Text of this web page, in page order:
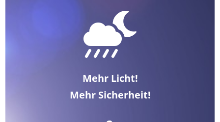

Mehr Licht!
Mehr Sicherheit!